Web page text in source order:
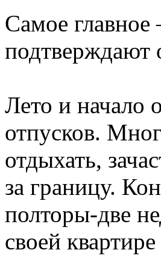
Самое
подтверждают
Лето и начало
отпусков.
отдыхать,
за границу.
полторы-две
своей